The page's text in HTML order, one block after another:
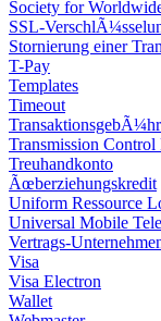
Society for
SSL-
Stornierung einer
T-Pay
Templates
Timeout
TransaktionsgebÃ¼hr
Transmission
Treuhandkonto
Ãœberziehungskredit
Uniform Ressource
Universal Mobile
Vertrags-
Visa
Visa Electron
Wallet